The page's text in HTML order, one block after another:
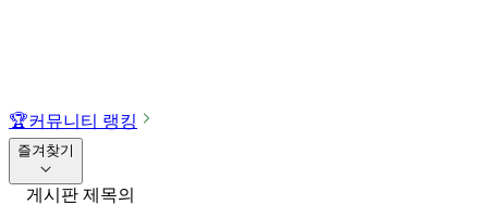
🏆커뮤니티 랭킹
즐겨찾기
게시판 제목의